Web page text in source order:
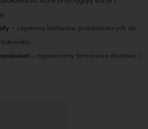
– używamy kartonów przeznaczonych do
– zapewniamy terminowe dostawy i